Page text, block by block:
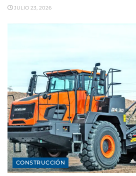
JULIO 23, 2026
CONSTRUCCIÓN